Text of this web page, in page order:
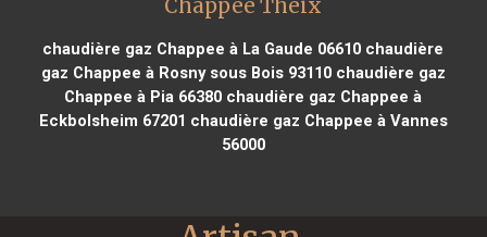
Chappee Theix
chaudière gaz Chappee à La Gaude 06610 chaudière
gaz Chappee à Rosny sous Bois 93110chaudière gaz
Chappee à Pia 66380 chaudière gaz Chappee à
Eckbolsheim 67201 chaudière gaz Chappee à Vannes
56000